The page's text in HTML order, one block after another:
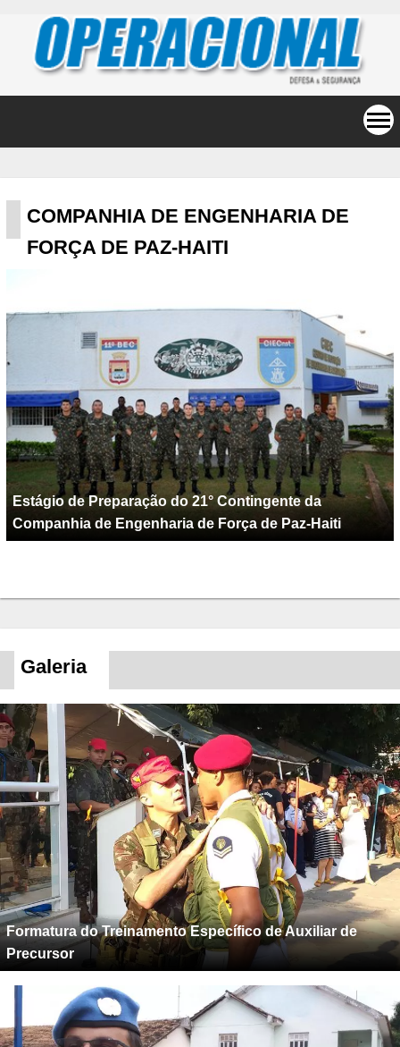
COMPANHIA DE ENGENHARIA DE
FORÇA DE PAZ-HAITI
Estágio de Preparação do 21° Contingente da
Companhia de Engenharia de Força de Paz-Haiti
Galeria
Formatura do Treinamento Específico de Auxiliar de
Precursor